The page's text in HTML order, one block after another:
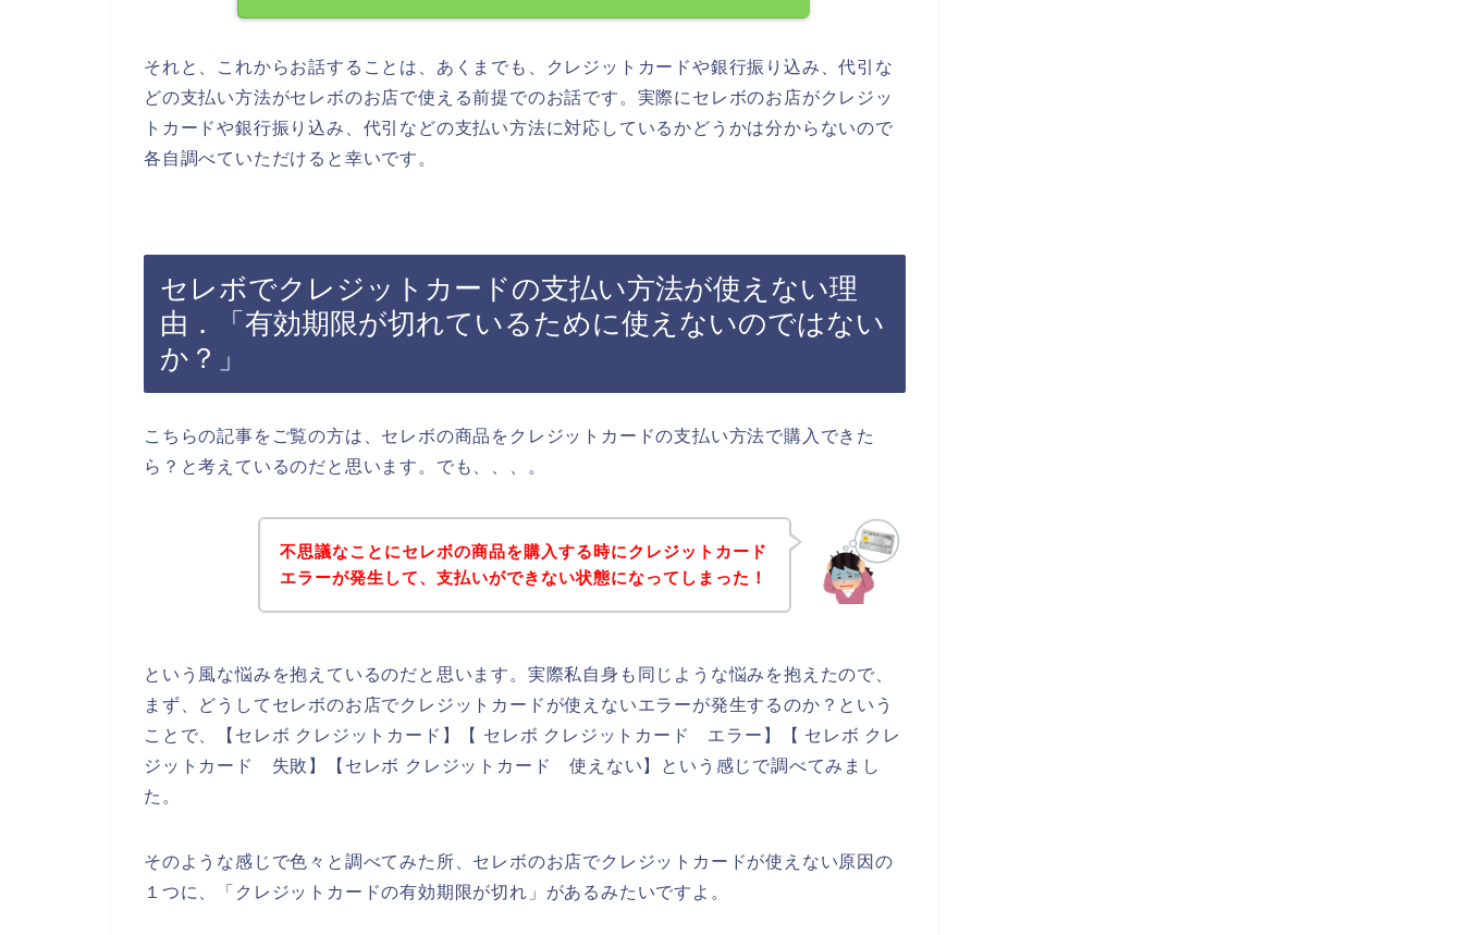
それと、これからお話することは、あくまでも、クレジットカードや銀行振り込み、代引な
どの支払い方法がセレボのお店で使える前提でのお話です。実際にセレボのお店がクレジッ
トカードや銀行振り込み、代引などの支払い方法に対応しているかどうかは分からないので
各自調べていただけると幸いです。
セレボでクレジットカードの支払い方法が使えない理
由．「有効期限が切れているために使えないのではない
か？」
こちらの記事をご覧の方は、セレボの商品をクレジットカードの支払い方法で購入できた
ら？と考えているのだと思います。でも、、、。
不思議なことにセレボの商品を購入する時にクレジットカード
エラーが発生して、支払いができない状態になってしまった！
という風な悩みを抱えているのだと思います。実際私自身も同じような悩みを抱えたので、
まず、どうしてセレボのお店でクレジットカードが使えないエラーが発生するのか？という
ことで、【セレボ クレジットカード】【 セレボ クレジットカード エラー】【 セレボ クレ
ジットカード 失敗】【セレボ クレジットカード 使えない】という感じで調べてみまし
た。
そのような感じで色々と調べてみた所、セレボのお店でクレジットカードが使えない原因の
１つに、「クレジットカードの有効期限が切れ」があるみたいですよ。